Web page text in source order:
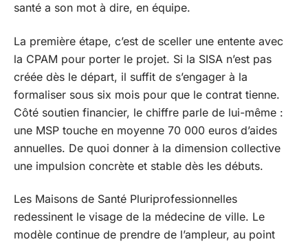
santé a son mot à dire, en équipe.
La première étape, c’est de sceller une entente avec
la CPAM pour porter le projet. Si la SISA n’est pas
créée dès le départ, il suffit de s’engager à la
formaliser sous six mois pour que le contrat tienne.
Côté soutien financier, le chiffre parle de lui-même :
une MSP touche en moyenne 70 000 euros d’aides
annuelles. De quoi donner à la dimension collective
une impulsion concrète et stable dès les débuts.
Les Maisons de Santé Pluriprofessionnelles
redessinent le visage de la médecine de ville. Le
modèle continue de prendre de l’ampleur, au point